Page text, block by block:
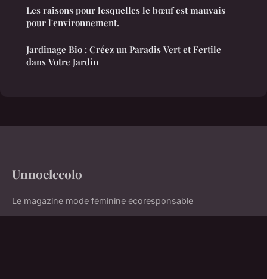
Les raisons pour lesquelles le bœuf est mauvais
pour l'environnement.
Jardinage Bio : Créez un Paradis Vert et Fertile
dans Votre Jardin
Unnoelecolo
Le magazine mode féminine écoresponsable